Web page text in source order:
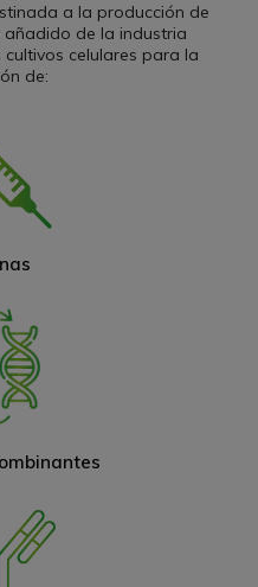
a la producción de
de la industria
celulares para la
de: